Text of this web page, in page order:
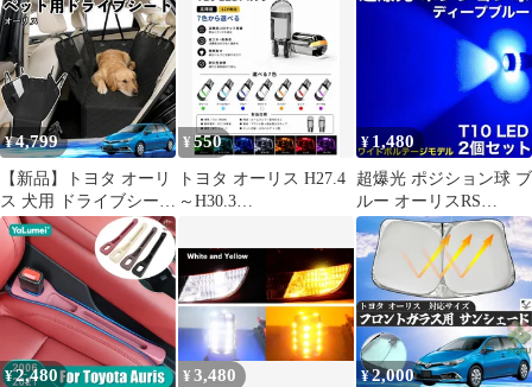
張り剥がし付き 9点セ
ット H24.8～H27.3
NZE. ZRE18#
SLHRM0080
ZWE186H対応 補修交
換用 90919-02258
90919-02252 4本セット
メンテナンス
T16 LED バックランプ
純白 New 特注LEDチッ
プ 27発 プロジェクター
搭載 2個SET 自動切り
替え ポン付け 新品
¥4,799
【新品】トヨタ オーリ
ス 犬用 ドライブシート
ペットカーシート 後部
座席用 防水 防汚 飛び
出し防止 リード付き 滑
り止め加工 車内保護 簡
単取付 汎用 awef
¥550
トヨタ オーリス H27.4
～H30.3
ロント 高輝度 T10 LED
バルブ 12V COBチップ
搭載 7色選択可 ルーム
ランプ 室内灯 用 2個
SET 新品
¥ 1,480
超爆光 ポジション球 ブ
ルー オーリスRS
ZRE186H 高品質 T10
LED スモールライト ワ
イドボルテージ プロジ
ェクターレンズ 青 2個
セット
¥2,480 ¥3,480 ¥2,000